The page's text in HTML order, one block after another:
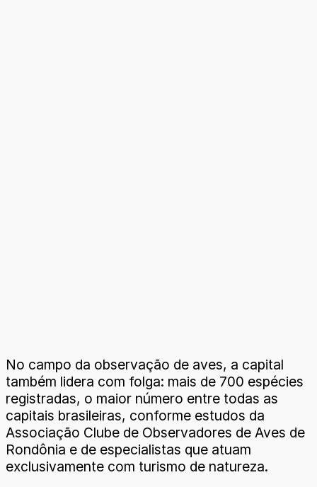
No campo da observação de aves, a capital
também lidera com folga: mais de 700 espécies
registradas, o maior número entre todas as
capitais brasileiras, conforme estudos da
Associação Clube de Observadores de Aves de
Rondônia e de especialistas que atuam
exclusivamente com turismo de natureza.